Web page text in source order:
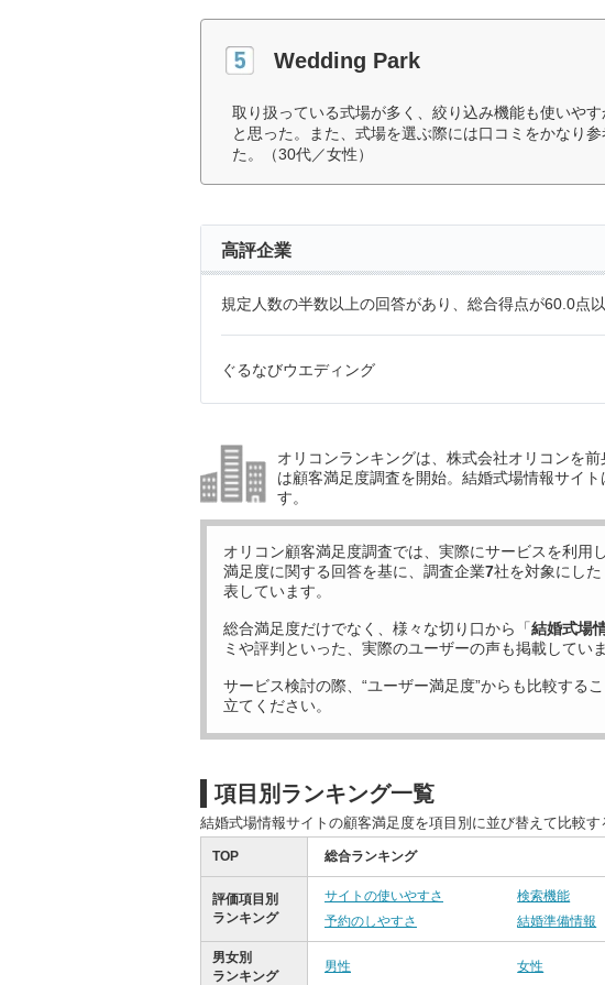
Wedding Park
取り扱っている式場が多く、絞り込み機能も使いや
と思った。また、式場を選ぶ際には口コミをかなり
た。（30代／女性）
高評企業
規定人数の半数以上の回答があり、総合得点が60.0点以
ぐるなびウエディング
オリコンランキングは、株式会社オリコンを
は顧客満足度調査を開始。結婚式場情報サイ
す。
オリコン顧客満足度調査では、実際にサービスを利用
満足度に関する回答を基に、調査企業7社を対象にした
表しています。
総合満足度だけでなく、様々な切り口から「結婚式場
ミや評判といった、実際のユーザーの声も掲載していま
サービス検討の際、“ユーザー満足度”からも比較する
立てください。
項目別ランキング一覧
結婚式場情報サイトの顧客満足度を項目別に並び替えて比較す
TOP 総合ランキング
評価項目別
ランキング
サイトの使いやすさ 検索機能
予約のしやすさ
結婚準備情報
男女別
ランキング
男性 女性